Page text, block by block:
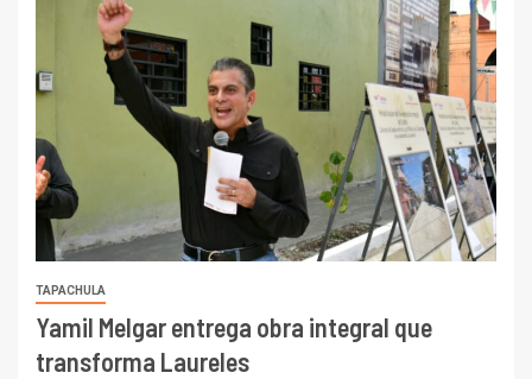
TAPACHULA
Yamil Melgar entrega obra integral que
transforma Laureles